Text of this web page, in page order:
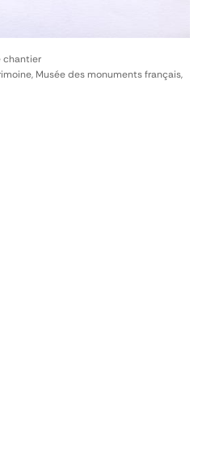
chantier
Musée des monuments français,